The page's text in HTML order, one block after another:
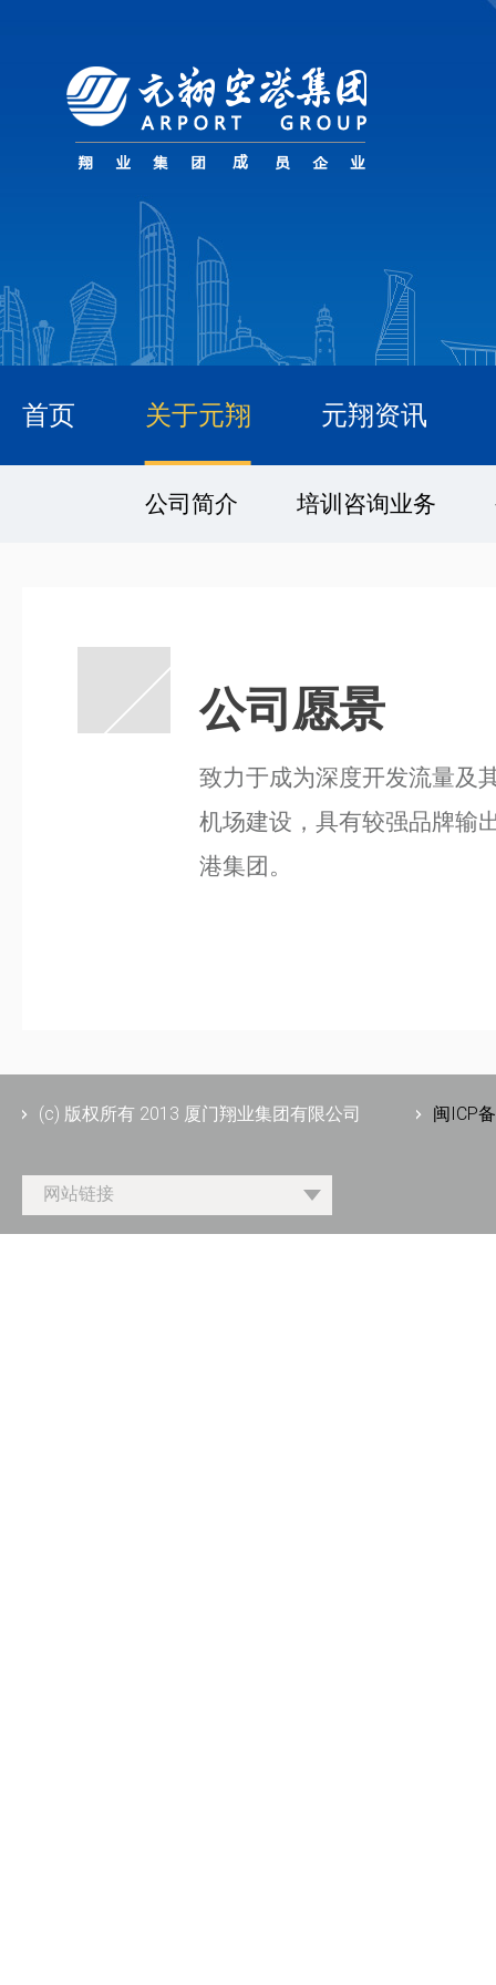
首页 关于元翔
公司简介 培训咨询业务
元翔资讯
公司愿景
致力于成为深度开发流量及
机场建设，具有较强品牌输
港集团。
(c) 版权所有 2013 厦门翔业集团有限公司 闽ICP